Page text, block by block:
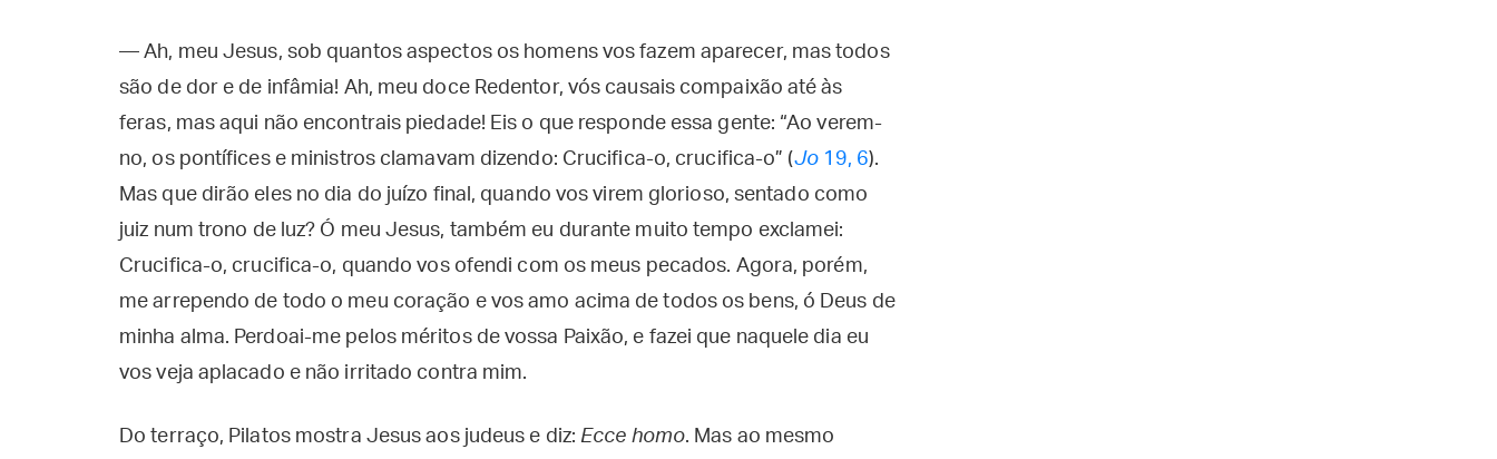
— Ah, meu Jesus, sob quantos aspectos os homens vos fazem aparecer, mas todos
são de dor e de infâmia! Ah, meu doce Redentor, vós causais compaixão até às
feras, mas aqui não encontrais piedade! Eis o que responde essa gente: “Ao verem-
no, os pontífices e ministros clamavam dizendo: Crucifica-o, crucifica-o” (Jo19, 6).
Mas que dirão eles no dia do juízo final, quando vos virem glorioso, sentado como
juiz num trono de luz? Ó meu Jesus, também eu durante muito tempo exclamei:
Crucifica-o, crucifica-o, quando vos ofendi com os meus pecados. Agora, porém,
me arrependo de todo o meu coração e vos amo acima de todos os bens, ó Deus de
minha alma. Perdoai-me pelos méritos de vossa Paixão, e fazei que naquele dia eu
vos veja aplacado e não irritado contra mim.
Do terraço, Pilatos mostra Jesus aos judeus e diz:Ecce homo. Mas ao mesmo